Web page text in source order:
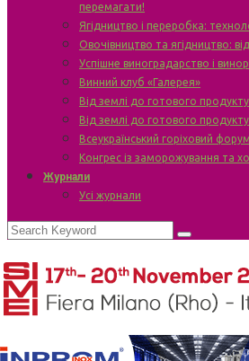
перемагати!
Ягідництво і переробка:
Овочівництво та ягідництво:
Успішне виноградарство і
Винний клуб «Галерея»
Від землі до готового
Від землі до готового продукту
Всеукраїнський горіховий форум
Конгрес із заморожування та
Журнали
Усі журнали